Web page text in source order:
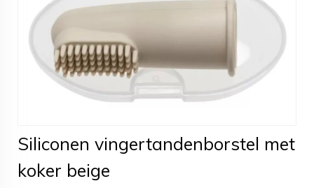
Siliconen vingertandenborstel met
koker beige